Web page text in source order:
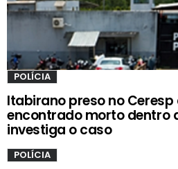
POLÍCIA
Itabirano preso no
encontrado morto dentro
investiga o caso
POLÍCIA